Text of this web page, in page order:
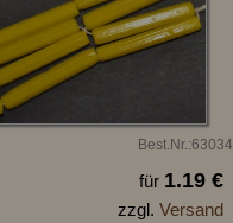
Best.Nr.:63034
für 1.19 €
zzgl. Versand